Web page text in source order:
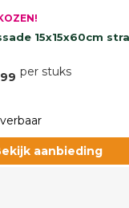
15x15x60cm
per stuks
aanbieding